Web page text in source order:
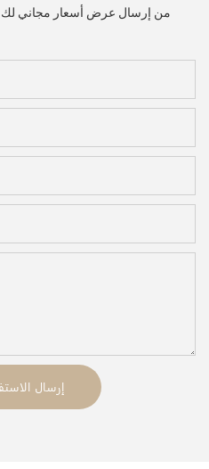
من إرسال عرض أسعار مجاني لك
إرسال